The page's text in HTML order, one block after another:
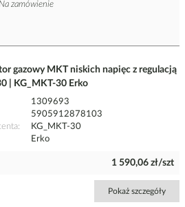
zamówienie
gazowy MKT niskich napięc z regulacją
| KG_MKT-30 Erko
1309693
5905912878103
KG_MKT-30
Erko
1 590,06 zł/szt
Pokaż szczegóły